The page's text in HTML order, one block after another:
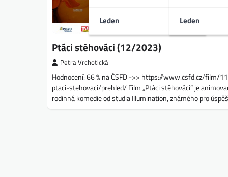
Leden Leden
Ptáci stěhováci (12/2023)
Petra Vrchotická
Hodnocení: 66 % na ČSFD ->> https://www.csfd.cz/film/
ptaci-stehovaci/prehled/ Film „Ptáci stěhováci“ je
rodinná komedie od studia Illumination, známého pro